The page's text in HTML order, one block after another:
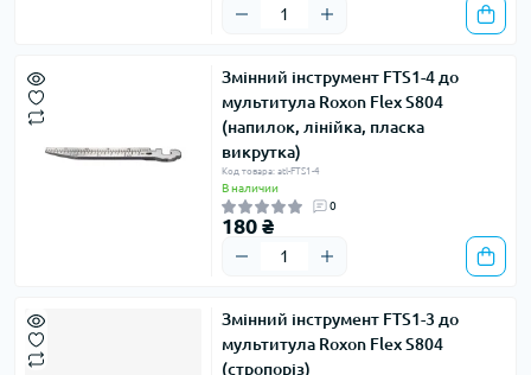
Змінний інструмент FTS1-4 до
мультитула Roxon Flex S804
(напилок, лінійка, пласка
викрутка)
Код товара: atl-FTS1-4
В наличии
0
180 ₴
Змінний інструмент FTS1-3 до
мультитула Roxon Flex S804
(стропоріз)